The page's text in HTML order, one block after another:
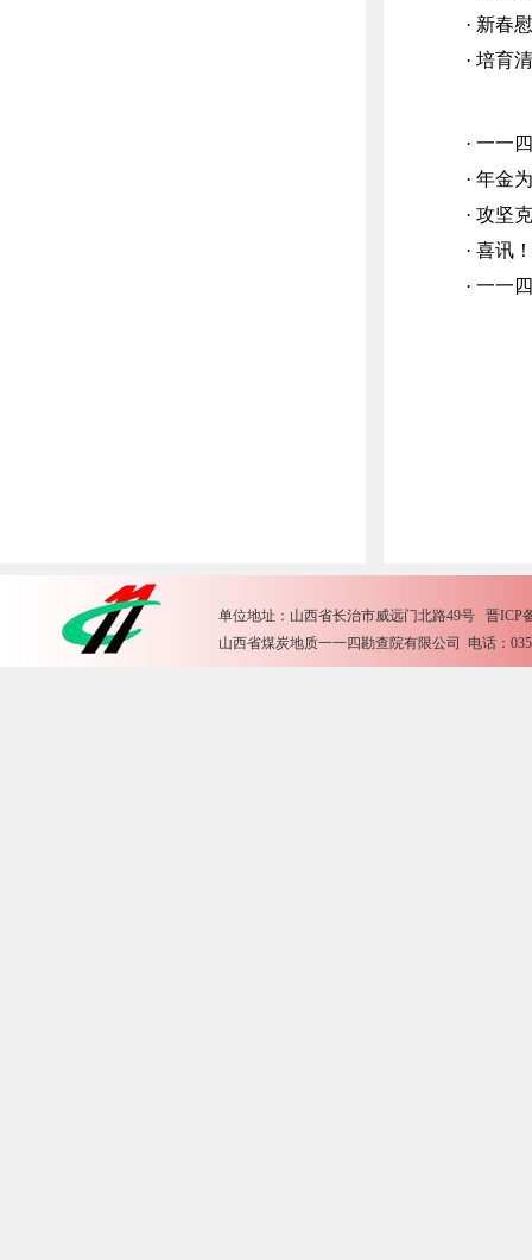
· 新春
· 培育
· 一一
· 年金
· 攻坚
· 喜讯
· 一一
单位地址：山西省长治市威远门北路49号 晋ICP
山西省煤炭地质一一四勘查院有限公司 电话：